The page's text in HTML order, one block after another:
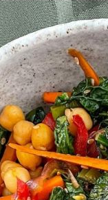
MAIL